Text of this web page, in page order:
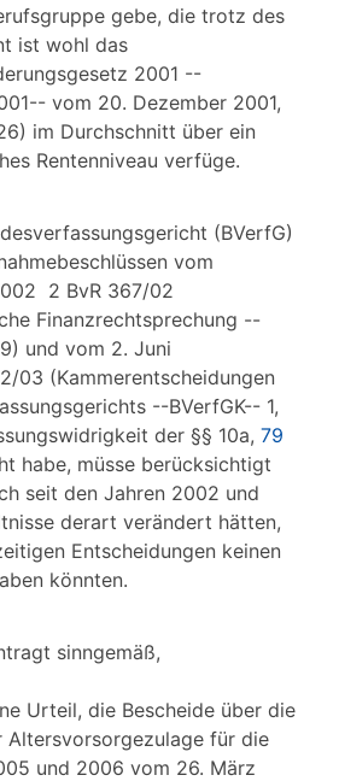
gebe, die trotz des
ist wohl das
2001 --
vom 20. Dezember 2001,
im Durchschnitt über ein
Rentenniveau verfüge.
(BVerfG)
vom
2 BvR 367/02
Finanzrechtsprechung --
und vom 2. Juni
03 (Kammerentscheidungen
--BVerfGK-- 1,
der §§ 10a, 79
habe, müsse berücksichtigt
seit den Jahren 2002 und
derart verändert hätten,
Entscheidungen keinen
könnten.
sinngemäß,
Urteil, die Bescheide über die
Altersvorsorgezulage für die
und 2006 vom 26. März